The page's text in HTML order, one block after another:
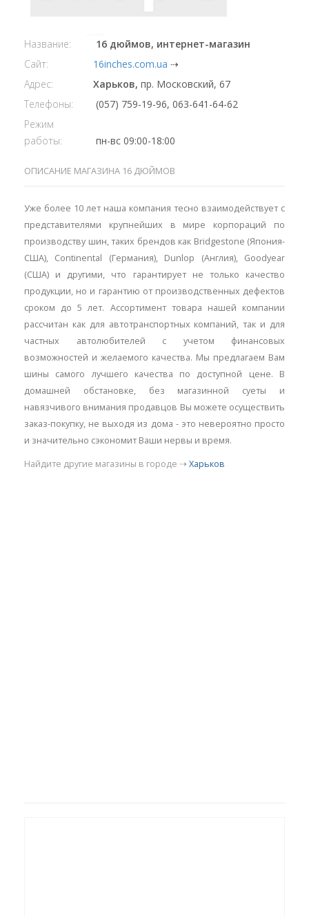
Название:
16 дюймов, интернет-магазин
Сайт:
16inches.com.ua ⇢
Адрес:
Харьков, пр. Московский, 67
Телефоны:
(057) 759-19-96, 063-641-64-62
Режим
работы:
пн-вс 09:00-18:00
ОПИСАНИЕ МАГАЗИНА 16 ДЮЙМОВ
Уже более 10 лет наша компания тесно взаимодействует с
представителями крупнейших в мире корпораций по
производству шин, таких брендов как Bridgestone (Япония-
США), Continental (Германия), Dunlop (Англия), Goodyear
(США) и другими, что гарантирует не только качество
продукции, но и гарантию от производственных дефектов
сроком до 5 лет. Ассортимент товара нашей компании
рассчитан как для автотранспортных компаний, так и для
частных автолюбителей с учетом финансовых
возможностей и желаемого качества. Мы предлагаем Вам
шины самого лучшего качества по доступной цене. В
домашней обстановке, без магазинной суеты и
навязчивого внимания продавцов Вы можете осуществить
заказ-покупку, не выходя из дома - это невероятно просто
и значительно сэкономит Ваши нервы и время.
Найдите другие магазины в городе ⇢ Харьков